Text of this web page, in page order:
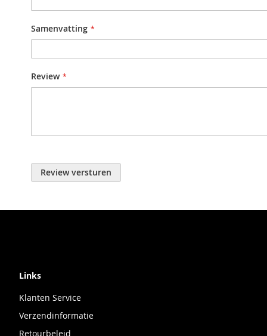
Samenvatting
Review
Review versturen
Links
Klanten Service
Verzendinformatie
Retourbeleid